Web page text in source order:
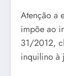
Atenção a
impõe ao
31/2012,
inquilino à